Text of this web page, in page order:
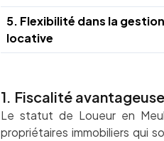
5. Flexibilité dans la gestion
locative
1. Fiscalité
Le statut de Loueur en
propriétaires immobiliers qui